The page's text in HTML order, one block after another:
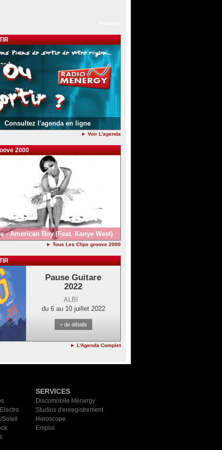
Consultez l'agenda en ligne
► Voir L'agenda
2000
- American Boy (Feat. Kanye West)
► Tous Les Clips groove 2000
Pause Guitare
2022
ALBI
du 6 au 10 juillet 2022
+ de détails
► L'Agenda Complet
Soleil
SERVICES
Discomobile Ménergy
Studios d'enregistrement
Horoscope
Emploi